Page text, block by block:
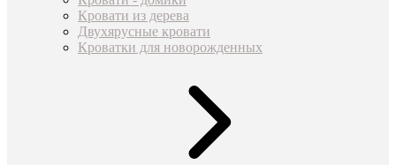
Кровати из дерева
Двухярусные кровати
Кроватки для новорожденных